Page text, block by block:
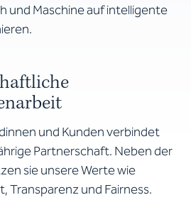
und Maschine auf intelligente
und Kunden verbindet
Partnerschaft. Neben der
sie unsere Werte wie
Transparenz und Fairness.